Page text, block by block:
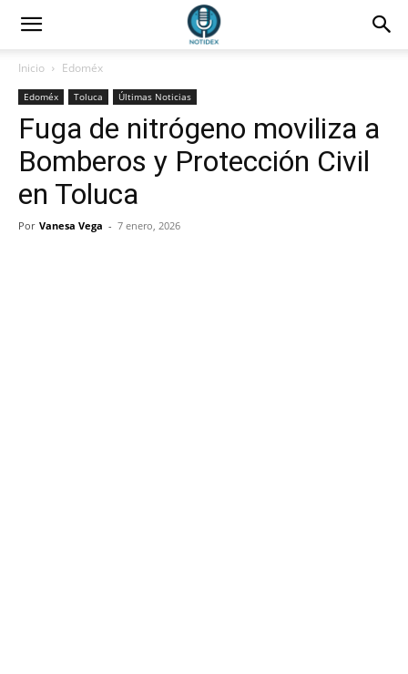
Inicio Edoméx
Edoméx Toluca Últimas Noticias
Fuga de nitrógeno moviliza a
Bomberos y Protección Civil
en Toluca
Por Vanesa Vega - 7 enero, 2026